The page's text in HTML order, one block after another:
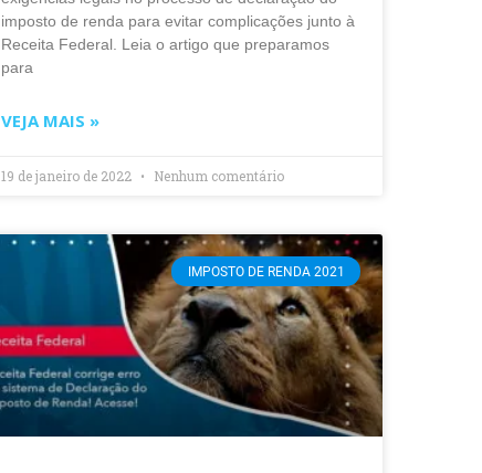
imposto de renda para evitar complicações junto à
Receita Federal. Leia o artigo que preparamos
para
VEJA MAIS »
19 de janeiro de 2022 Nenhum comentário
IMPOSTO DE RENDA 2021